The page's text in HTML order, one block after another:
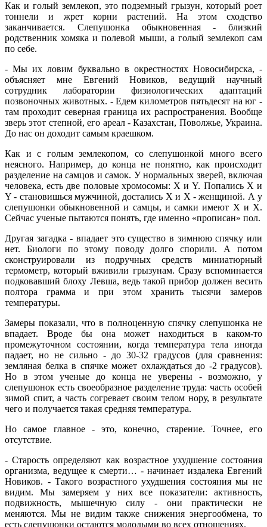
Как и голый землекоп, это подземный грызун, который роет
тоннели и жрет корни растений. На этом сходство
заканчивается. Слепушонка обыкновенная - близкий
родственник хомяка и полевой мыши, а голый землекоп сам
по себе.
- Мы их ловим буквально в окрестностях Новосибирска, -
объясняет мне Евгений Новиков, ведущий научный
сотрудник лаборатории физиологических адаптаций
позвоночных животных. - Едем километров пятьдесят на юг -
там проходит северная граница их распространения. Вообще
зверь этот степной, его ареал - Казахстан, Поволжье, Украина.
До нас он доходит самым краешком.
Как и с голым землекопом, со слепушонкой много всего
неясного. Например, до конца не понятно, как происходит
разделение на самцов и самок. У нормальных зверей, включая
человека, есть две половые хромосомы: X и Υ. Попались X и
Υ - становишься мужчиной, достались X и X - женщиной. А у
слепушонки обыкновенной и самцы, и самки имеют X и X.
Сейчас ученые пытаются понять, где именно «прописан» пол.
Другая загадка - впадает это существо в зимнюю спячку или
нет. Биологи по этому поводу долго спорили. А потом
сконструировали из подручных средств миниатюрный
термометр, который вживили грызунам. Сразу вспоминается
подковавший блоху Левша, ведь такой прибор должен весить
полтора грамма и при этом хранить тысячи замеров
температуры.
Замеры показали, что в полноценную спячку слепушонка не
впадает. Вроде бы она может находиться в каком-то
промежуточном состоянии, когда температура тела иногда
падает, но не сильно - до 30-32 градусов (для сравнения:
земляная белка в спячке может охлаждаться до -2 градусов).
Но в этом ученые до конца не уверены - возможно, у
слепушонок есть своеобразное разделение труда: часть особей
зимой спит, а часть согревает своим телом нору, в результате
чего и получается такая средняя температура.
Но самое главное - это, конечно, старение. Точнее, его
отсутствие.
- Старость определяют как возрастное ухудшение состояния
организма, ведущее к смерти… - начинает издалека Евгений
Новиков. - Такого возрастного ухудшения состояния мы не
видим. Мы замеряем у них все показатели: активность,
подвижность, мышечную силу - они практически не
меняются. Мы не видим также снижения энергообмена, то
есть слепушонки остаются молодыми во всех отношениях.